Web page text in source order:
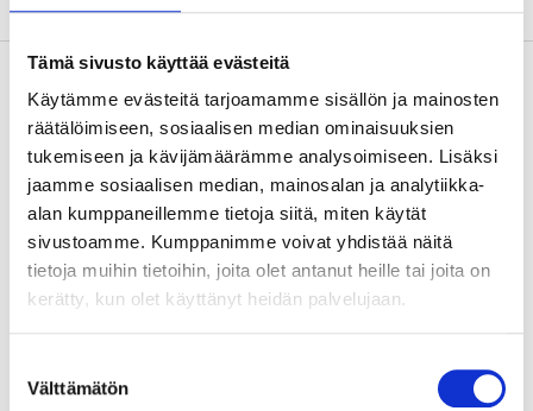
Tämä sivusto käyttää evästeitä
Käytämme evästeitä tarjoamamme sisällön ja mainosten
räätälöimiseen, sosiaalisen median ominaisuuksien
tukemiseen ja kävijämäärämme analysoimiseen. Lisäksi
jaamme sosiaalisen median, mainosalan ja analytiikka-
alan kumppaneillemme tietoja siitä, miten käytät
sivustoamme. Kumppanimme voivat yhdistää näitä
tietoja muihin tietoihin, joita olet antanut heille tai joita on
kerätty, kun olet käyttänyt heidän palvelujaan.
valinta
Välttämätön
Description
Model-specific ignition coil that replaces the original
ignition coil. The original ignition coil's OE number is
normally found stamped on the ignition coil.
OE: 032 905 106 B, 032 905 106 F